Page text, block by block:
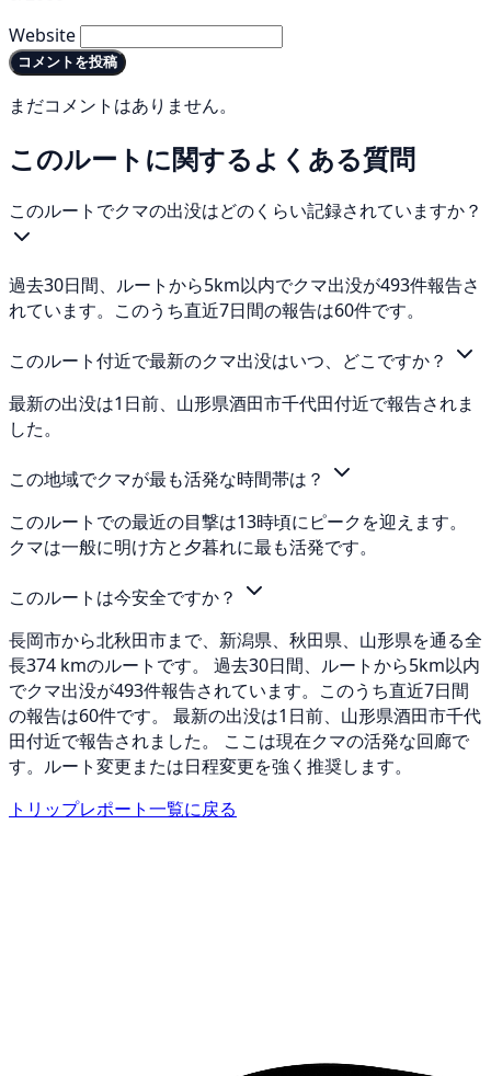
Website
コメントを投稿
まだコメントはありません。
このルートに関するよくある質問
このルートでクマの出没はどのくらい記録されていますか？
過去30日間、ルートから5km以内でクマ出没が493件報告さ
れています。このうち直近7日間の報告は60件です。
このルート付近で最新のクマ出没はいつ、どこですか？
最新の出没は1日前、山形県酒田市千代田付近で報告されま
した。
この地域でクマが最も活発な時間帯は？
このルートでの最近の目撃は13時頃にピークを迎えます。
クマは一般に明け方と夕暮れに最も活発です。
このルートは今安全ですか？
長岡市から北秋田市まで、新潟県、秋田県、山形県を通る全
長374 kmのルートです。 過去30日間、ルートから5km以内
でクマ出没が493件報告されています。このうち直近7日間
の報告は60件です。 最新の出没は1日前、山形県酒田市千代
田付近で報告されました。 ここは現在クマの活発な回廊で
す。ルート変更または日程変更を強く推奨します。
トリップレポート一覧に戻る